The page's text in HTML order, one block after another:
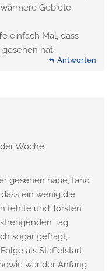
Gebiete
einfach Mal, dass
hat.
Antworten
Woche.
gesehen habe, fand
ein wenig die
fehlte und Torsten
Tag
sogar gefragt,
als Staffelstart
war der Anfang